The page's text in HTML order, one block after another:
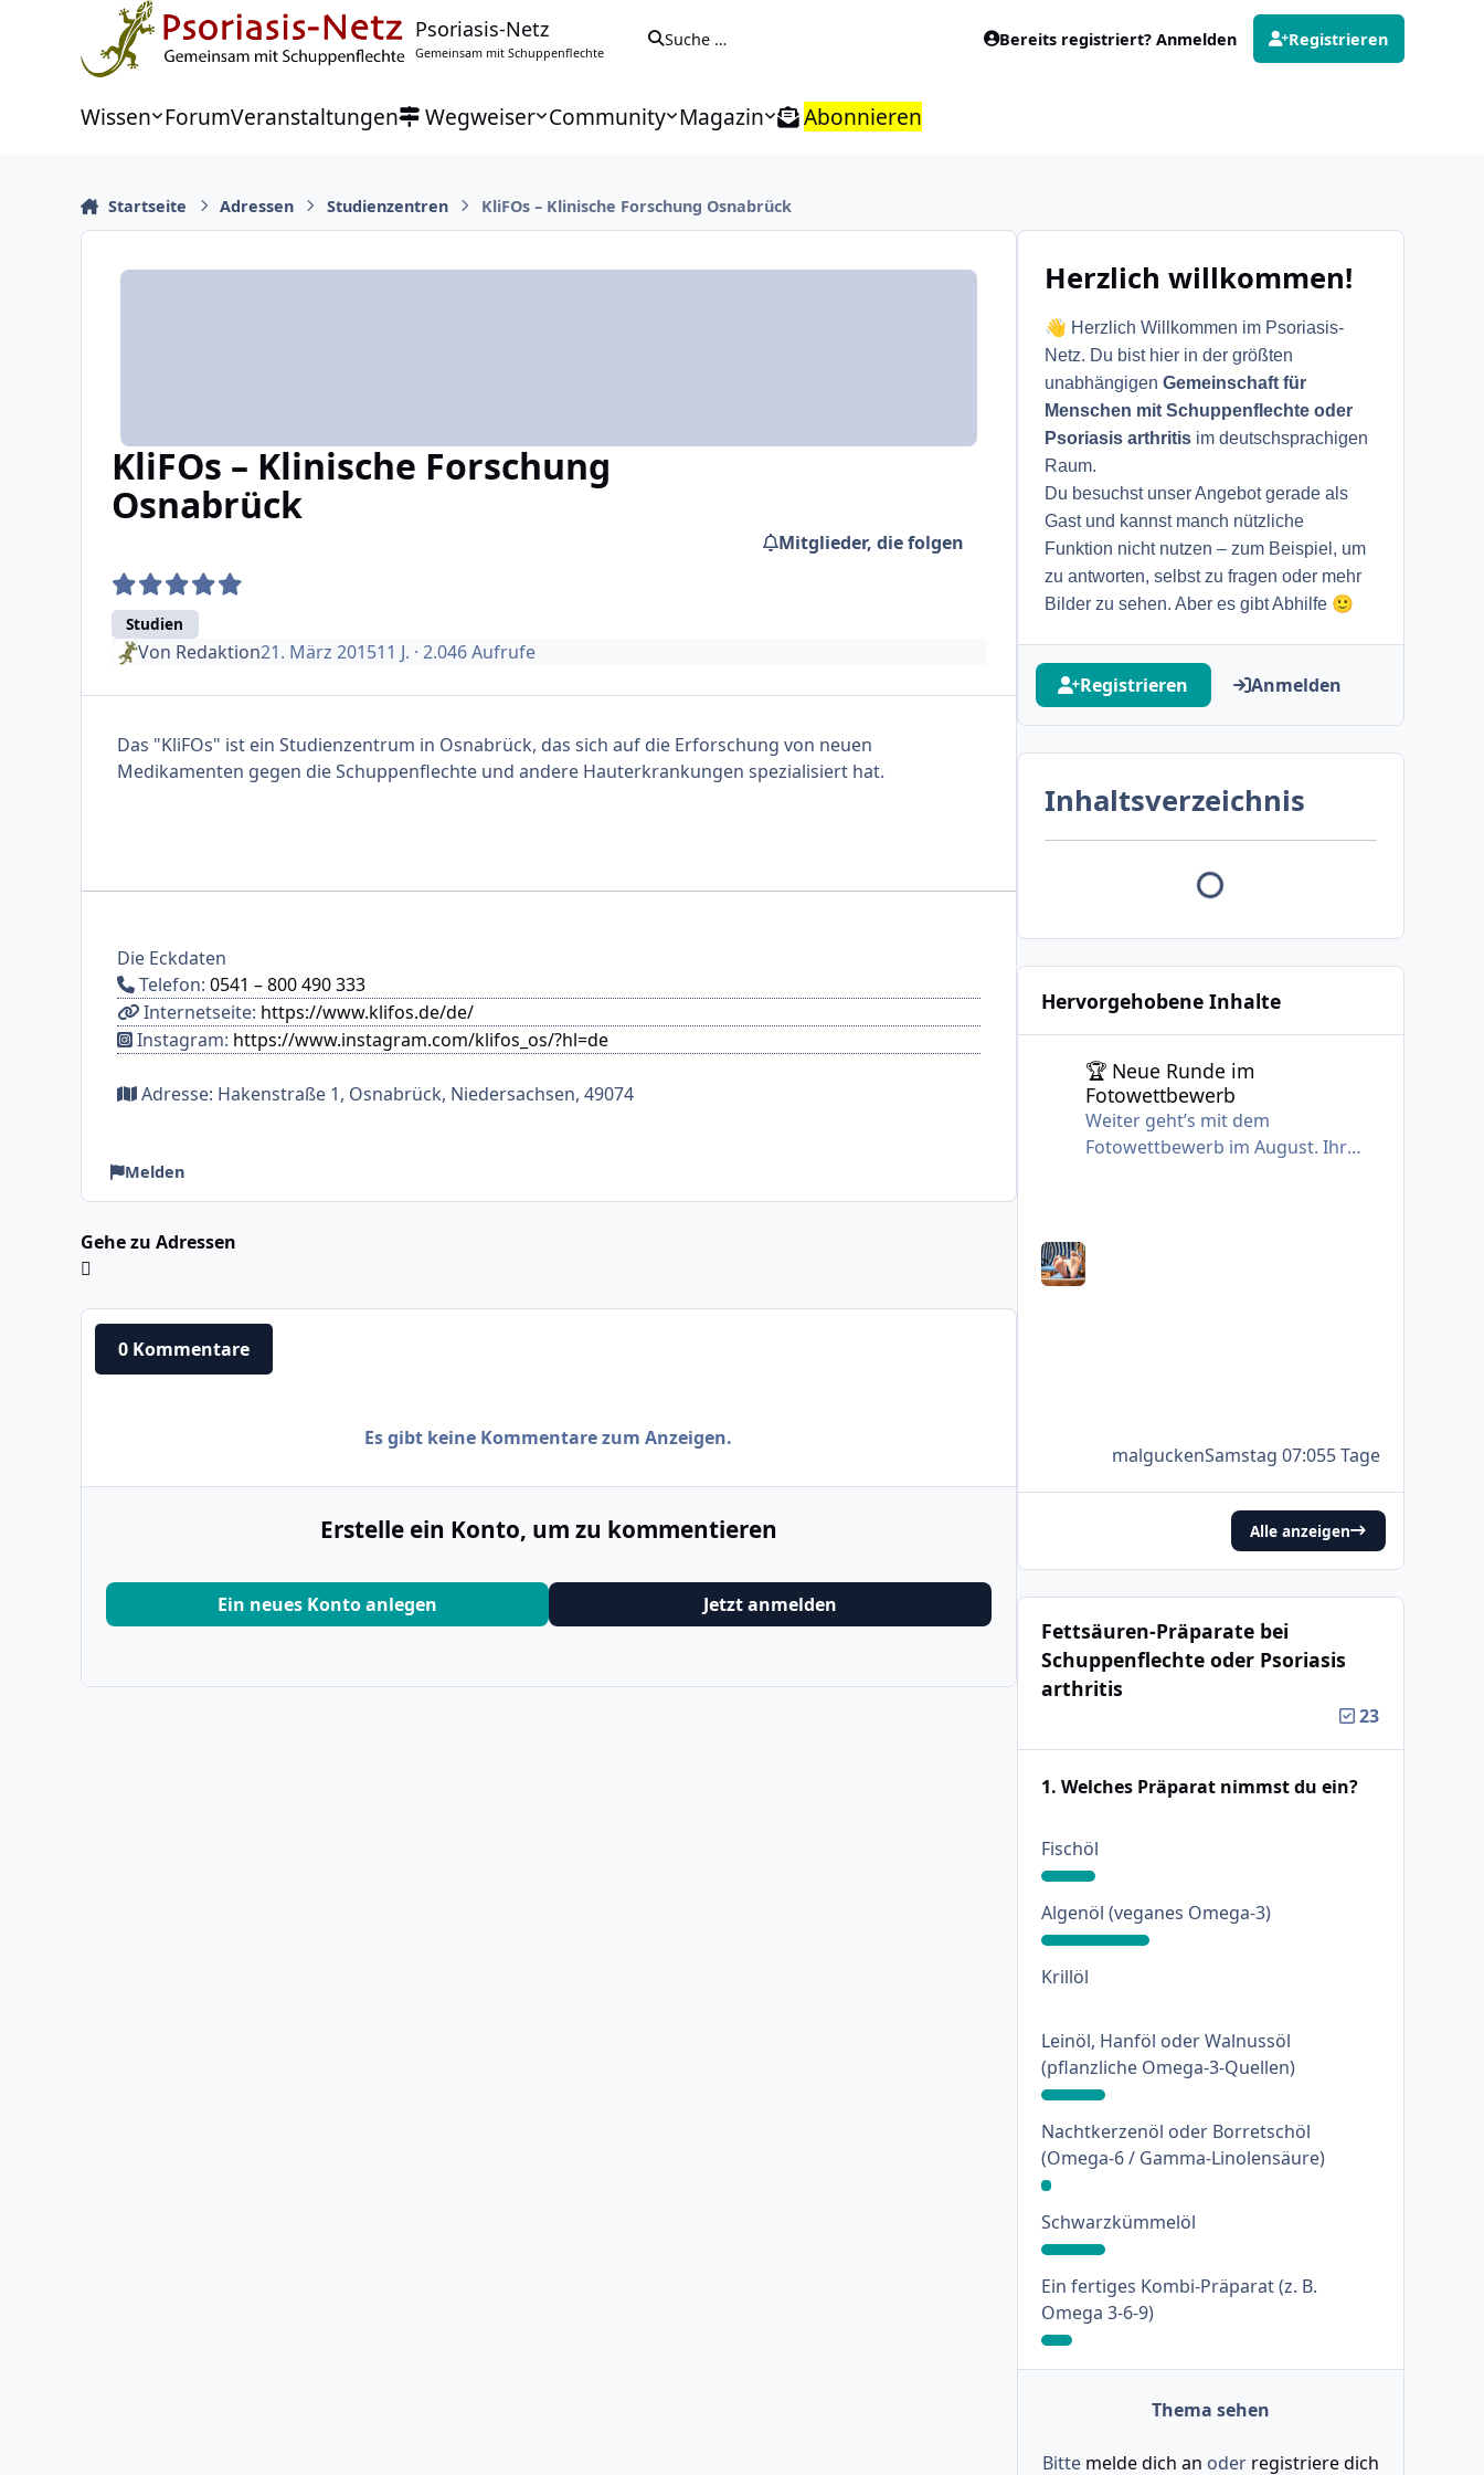
Zu Inhalt springen
Psoriasis-Netz
Gemeinsam mit Schuppenflechte
Suche … Bereits registriert? Anmelden Registrieren
Wissen ForumVeranstaltungen Wegweiser Community Magazin Abonnieren
Startseite Adressen Studienzentren KliFOs – Klinische Forschung Osnabrück
KliFOs – Klinische Forschung
Osnabrück
Studien
Mitglieder, die folgen
Von Redaktion21. März 201511 J. · 2.046 Aufrufe
Das "KliFOs" ist ein Studienzentrum in Osnabrück, das sich auf die Erforschung von neuen
Medikamenten gegen die Schuppenflechte und andere Hauterkrankungen spezialisiert hat.
Die Eckdaten
Telefon: 0541 – 800 490 333
Internetseite: https://www.klifos.de/de/
Instagram: https://www.instagram.com/klifos_os/?hl=de
Adresse: Hakenstraße 1, Osnabrück, Niedersachsen, 49074
Melden
Gehe zu Adressen
0 Kommentare
Es gibt keine Kommentare zum Anzeigen.
Erstelle ein Konto, um zu kommentieren
Ein neues Konto anlegen Jetzt anmelden
Herzlich willkommen!
👋 Herzlich Willkommen im Psoriasis-
Netz. Du bist hier in der größten
unabhängigenGemeinschaft für
Menschen mit Schuppenflechte oder
Psoriasis arthritis im deutschsprachigen
Raum.
Du besuchst unser Angebot gerade als
Gast und kannst manch nützliche
Funktion nicht nutzen – zum Beispiel, um
zu antworten, selbst zu fragen oder mehr
Bilder zu sehen. Aber es gibt Abhilfe 🙂
Registrieren Anmelden
Inhaltsverzeichnis
Hervorgehobene Inhalte
🏆 Neue Runde im
Fotowettbewerb
Weiter geht’s mit dem
Fotowettbewerb im August. Ihr
malguckenSamstag 07:055 Tage
Alle anzeigen
Fettsäuren-Präparate bei
Schuppenflechte oder Psoriasis
arthritis
23
1. Welches Präparat nimmst du ein?
Fischöl
Algenöl (veganes Omega-3): 32%
Krillöl
Leinöl, Hanföl oder Walnussöl
(pflanzliche Omega-3-Quellen): 19%
Nachtkerzenöl oder Borretschöl
(Omega-6 / Gamma-Linolensäure): 3%
Schwarzkümmelöl
Ein fertiges Kombi-Präparat (z. B.
Omega 3-6-9): 9%
Thema sehen
Bitte melde dich an oder registriere dich